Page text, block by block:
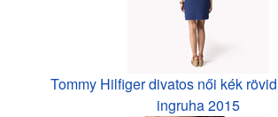
Tommy Hilfiger divatos női kék
ingruha 2015